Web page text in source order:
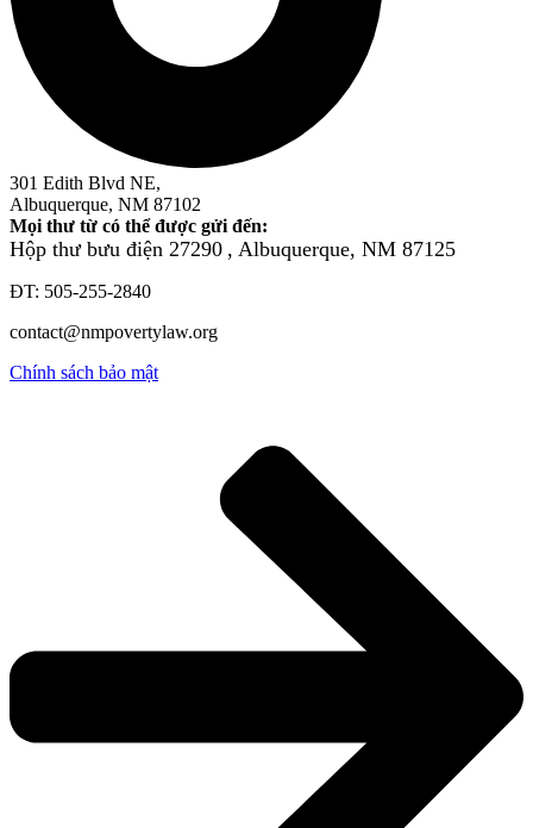
301 Edith Blvd NE,
Albuquerque, NM 87102
Mọi thư từ có thể được gửi đến:
Hộp thư bưu điện 27290 , Albuquerque, NM 87125
ĐT: 505-255-2840
contact@nmpovertylaw.org
Chính sách bảo mật